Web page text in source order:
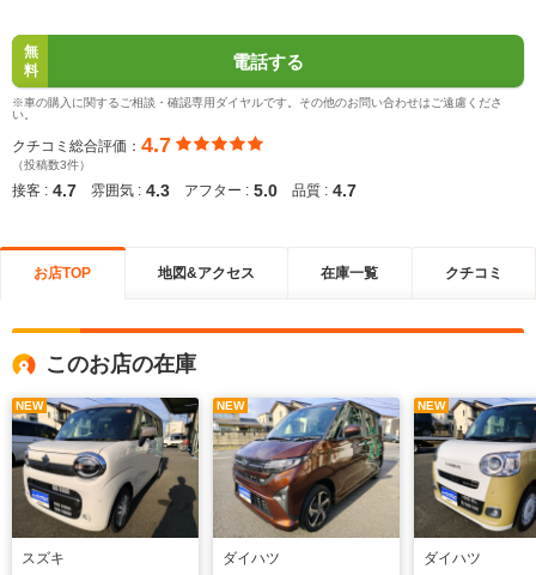
無
料
電話する
※車の購入に関するご相談・確認専用ダイヤルです。その他のお問い合わせはご遠慮くださ
い。
クチコミ総合評価： 4.7
（投稿数3件）
接客 : 4.7 雰囲気 : 4.3 アフター : 5.0 品質 : 4.7
お店TOP 地図&アクセス 在庫一覧 クチコミ
このお店の在庫
NEW
スズキ
NEW
ダイハツ
NEW
ダイハツ